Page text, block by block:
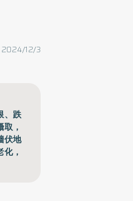
2024/12/3
、跌
，
伏地
，